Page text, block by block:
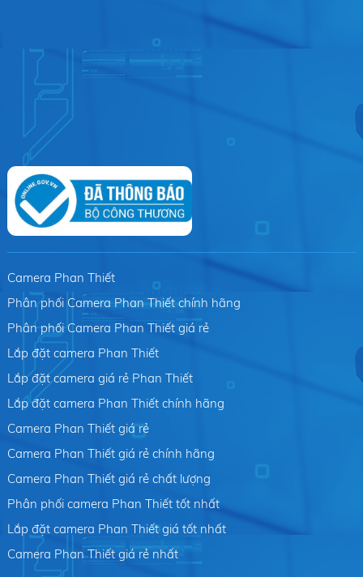
Camera Phan Thiết
Phân phối Camera Phan Thiết chính hãng
Phân phối Camera Phan Thiết giá rẻ
Lắp đặt camera Phan Thiết
Lắp đặt camera giá rẻ Phan Thiết
Lắp đặt camera Phan Thiết chính hãng
Camera Phan Thiết giá rẻ
Camera Phan Thiết giá rẻ chính hãng
Camera Phan Thiết giá rẻ chất lượng
Phân phối camera Phan Thiết tốt nhất
Lắp đặt camera Phan Thiết giá tốt nhất
Camera Phan Thiết giá rẻ nhất